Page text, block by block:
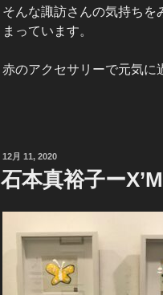
そんな諏訪さんの気持ちを
まっています。
赤のアクセサリーで元気に
投
稿
日:
12月 11, 2020
石本真裕子ー